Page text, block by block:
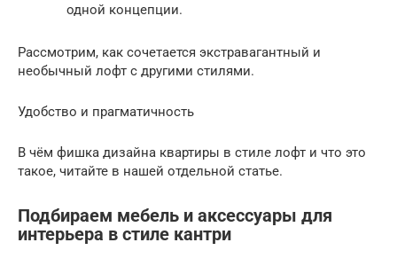
одной концепции.
Рассмотрим, как сочетается экстравагантный и
необычный лофт с другими стилями.
Удобство и прагматичность
В чём фишка дизайна квартиры в стиле лофт и что это
такое, читайте в нашей отдельной статье.
Подбираем мебель и аксессуары для
интерьера в стиле кантри